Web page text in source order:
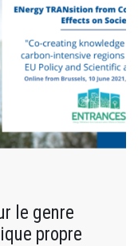
le genre
propre